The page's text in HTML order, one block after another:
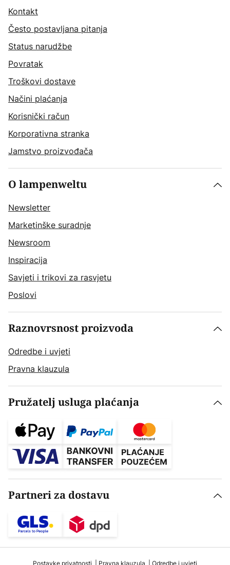
Kontakt
Često postavljana pitanja
Status narudžbe
Povratak
Troškovi dostave
Načini plaćanja
Korisnički račun
Korporativna stranka
Jamstvo proizvođača
O lampenweltu
Newsletter
Marketinške suradnje
Newsroom
Inspiracija
Savjeti i trikovi za rasvjetu
Poslovi
Raznovrsnost proizvoda
Odredbe i uvjeti
Pravna klauzula
Pružatelj usluga plaćanja
Partneri za dostavu
Postavke privatnosti Pravna klauzula Odredbe i uvjeti